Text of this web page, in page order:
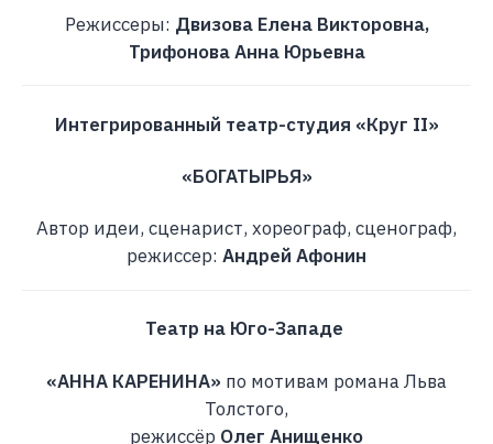
Режиссеры: Двизова Елена Викторовна,
Трифонова Анна Юрьевна
Интегрированный театр-студия «Круг II»
«БОГАТЫРЬЯ»
Автор идеи, сценарист, хореограф, сценограф,
режиссер: Андрей Афонин
Театр на Юго-Западе
«АННА КАРЕНИНА» по мотивам романа Льва
Толстого,
режиссёр Олег Анищенко